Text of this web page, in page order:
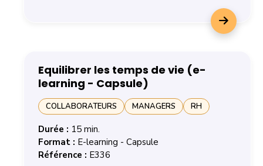
Equilibrer les temps de vie (e-
learning - Capsule)
COLLABORATEURS MANAGERS RH
Durée : 15 min.
Format : E-learning - Capsule
Référence : E336